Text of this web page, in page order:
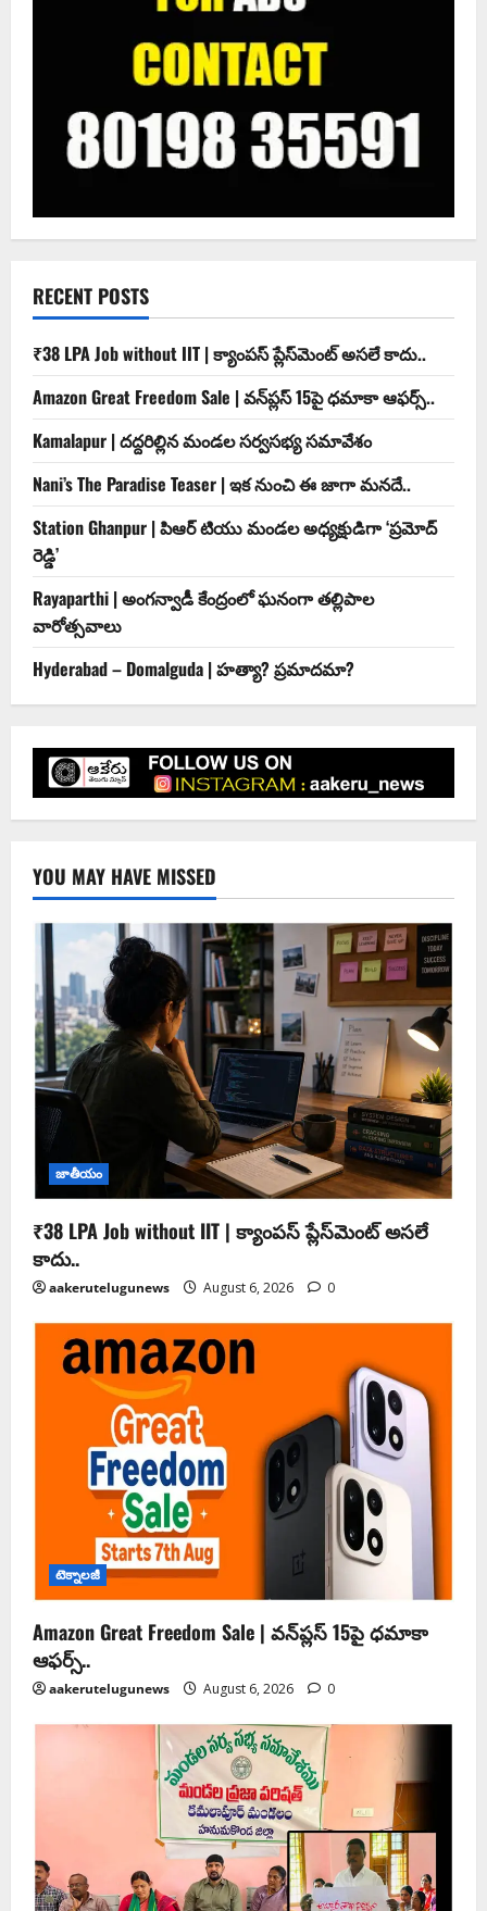
RECENT POSTS
₹38 LPA Job without IIT | క్యాంపస్ ప్లేస్‌మెంట్ అసలే కాదు..
Amazon Great Freedom Sale | వన్‌ప్లస్ 15పై ధమాకా ఆఫర్స్..
Kamalapur | దద్దరిల్లిన మండల సర్వసభ్య సమావేశం
Nani’s The Paradise Teaser | ఇక నుంచి ఈ జాగా మనదే..
Station Ghanpur | పిఆర్ టియు మండల అధ్యక్షుడిగా ‘ప్రమోద్
రెడ్డి’
Rayaparthi | అంగన్వాడీ కేంద్రంలో ఘనంగా తల్లిపాల
వారోత్సవాలు
Hyderabad – Domalguda | హత్యా? ప్రమాదమా?
YOU MAY HAVE MISSED
జాతీయం
₹38 LPA Job without IIT | క్యాంపస్ ప్లేస్‌మెంట్ అసలే
కాదు..
aakerutelugunews August 6, 2026 0
టెక్నాలజీ
Amazon Great Freedom Sale | వన్‌ప్లస్ 15పై ధమాకా
ఆఫర్స్..
aakerutelugunews August 6, 2026 0